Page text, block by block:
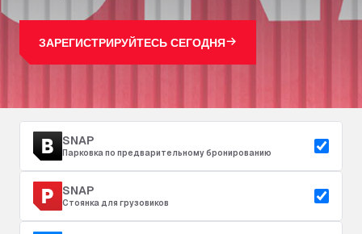
ЗАРЕГИСТРИРУЙТЕСЬ СЕГОДНЯ
SNAP
Парковка по предварительному бронированию
SNAP
Стоянка для грузовиков